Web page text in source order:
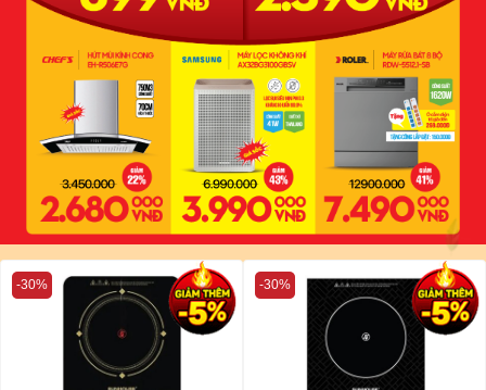
-30% -30%